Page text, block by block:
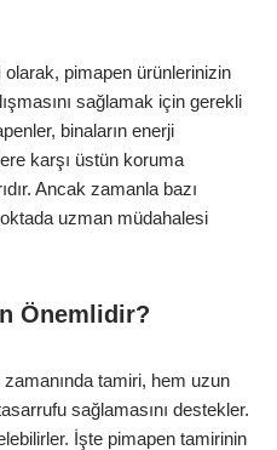
olarak, pimapen ürünlerinizin
sağlamak için gerekli
binaların enerji
karşı üstün koruma
Ancak zamanla bazı
uzman müdahalesi
Önemlidir?
tamiri, hem uzun
sağlamasını destekler.
İşte pimapen tamirinin